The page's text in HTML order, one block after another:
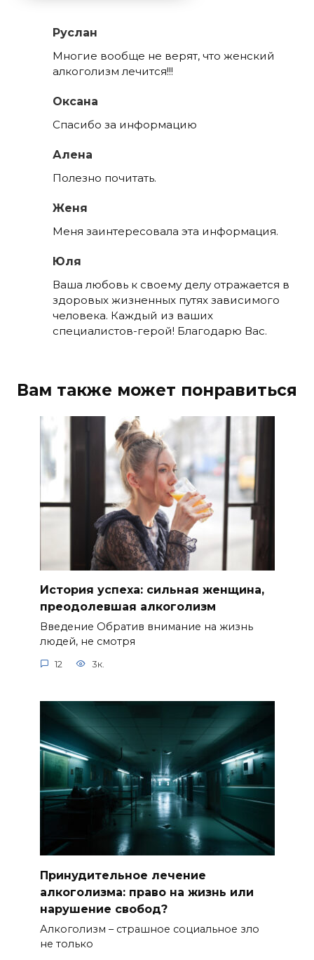
Руслан
Многие вообще не верят, что женский
алкоголизм лечится!!!
Оксана
Спасибо за информацию
Алена
Полезно почитать.
Женя
Меня заинтересовала эта информация.
Юля
Ваша любовь к своему делу отражается в
здоровых жизненных путях зависимого
человека. Каждый из ваших
специалистов-герой! Благодарю Вас.
Вам также может понравиться
История успеха: сильная женщина,
преодолевшая алкоголизм
Введение Обратив внимание на жизнь
людей, не смотря
12 3к.
Принудительное лечение
алкоголизма: право на жизнь или
нарушение свобод?
Алкоголизм – страшное социальное зло
не только